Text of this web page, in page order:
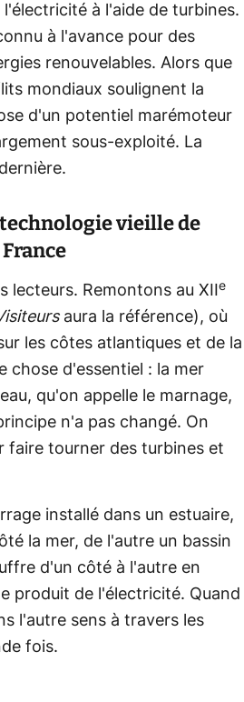
à l'aide de turbines.
à l'avance pour des
renouvelables. Alors que
mondiaux soulignent la
d'un potentiel marémoteur
sous-exploité. La
vieille de
Remontons au XII e
aura la référence), où
les côtes atlantiques et de la
chose d'essentiel : la mer
qu'on appelle le marnage,
n'a pas changé. On
faire tourner des turbines et
installé dans un estuaire,
la mer, de l'autre un bassin
d'un côté à l'autre en
produit de l'électricité. Quand
l'autre sens à travers les
fois.